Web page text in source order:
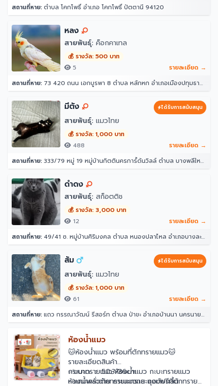
สถานที่หาย: ตำบล โคกโพธิ์ อำเภอ โคกโพธิ์ ปัตตานี 94120
หลง
สายพันธุ์: ค็อกคาเทล
💰 รางวัล: 500 บาท
5
รายละเอียด →
สถานที่หาย: 73 420 ถนน เอกบูรพา 8 ตำบล หลักหก อำเภอเมืองปทุมธานี ปทุมธานี 12000
มีตัง ได้รับการสนับสนุน
สายพันธุ์: แมวไทย
💰 รางวัล: 1,000 บาท
488
รายละเอียด →
สถานที่หาย: 333/79 หมู่ 19 หมู่บ้านกิตตินครการ์้ด้นวิลล์ ตำบล บางพลีใหญ่ อำเภอบางพลี สมุทรปราการ 10540
ดำดง
สายพันธุ์: สก็อตติช
💰 รางวัล: 3,000 บาท
12
รายละเอียด →
สถานที่หาย: 49/41 ซ. หมู่บ้านศิริมงคล ตำบล หนองปลาไหล อำเภอบางละมุง ชลบุรี 20150
ส้ม ได้รับการสนับสนุน
สายพันธุ์: แมวไทย
💰 รางวัล: 1,000 บาท
61
รายละเอียด →
สถานที่หาย: แถว กรรณาวัฒน์ รีสอร์ท ตำบล ป่าขะ อำเภอบ้านนา นครนายก 26110
ห้องน้ำแมว
🐱ห้องน้ำแมว พร้อมที่ตักทรายแมว🐱
รายละเอียดสินค้า
✅ขนาด ： 503736cm
✅แถมพลั่วตักทรายแมวและถุงดับกลิ่น
กระบะทรายแมว ห้องน้ำแมว กะบะทรายแมว
ห้องน้ํากระต่าย กระบะทราย แถมฟรีที่ตักทราย